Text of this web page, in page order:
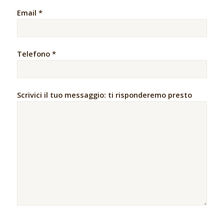
Email *
Telefono *
Scrivici il tuo messaggio: ti risponderemo presto